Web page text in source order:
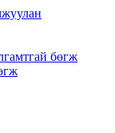
бөгж